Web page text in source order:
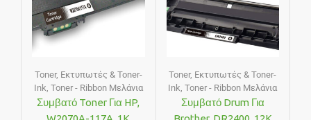
Toner, Εκτυπωτές & Toner-
Ink, Toner - Ribbon Μελάνια
Συμβατό Toner Για HP,
Toner, Εκτυπωτές & Toner-
Ink,Toner - Ribbon Μελάνια
Συμβατό Drum Για